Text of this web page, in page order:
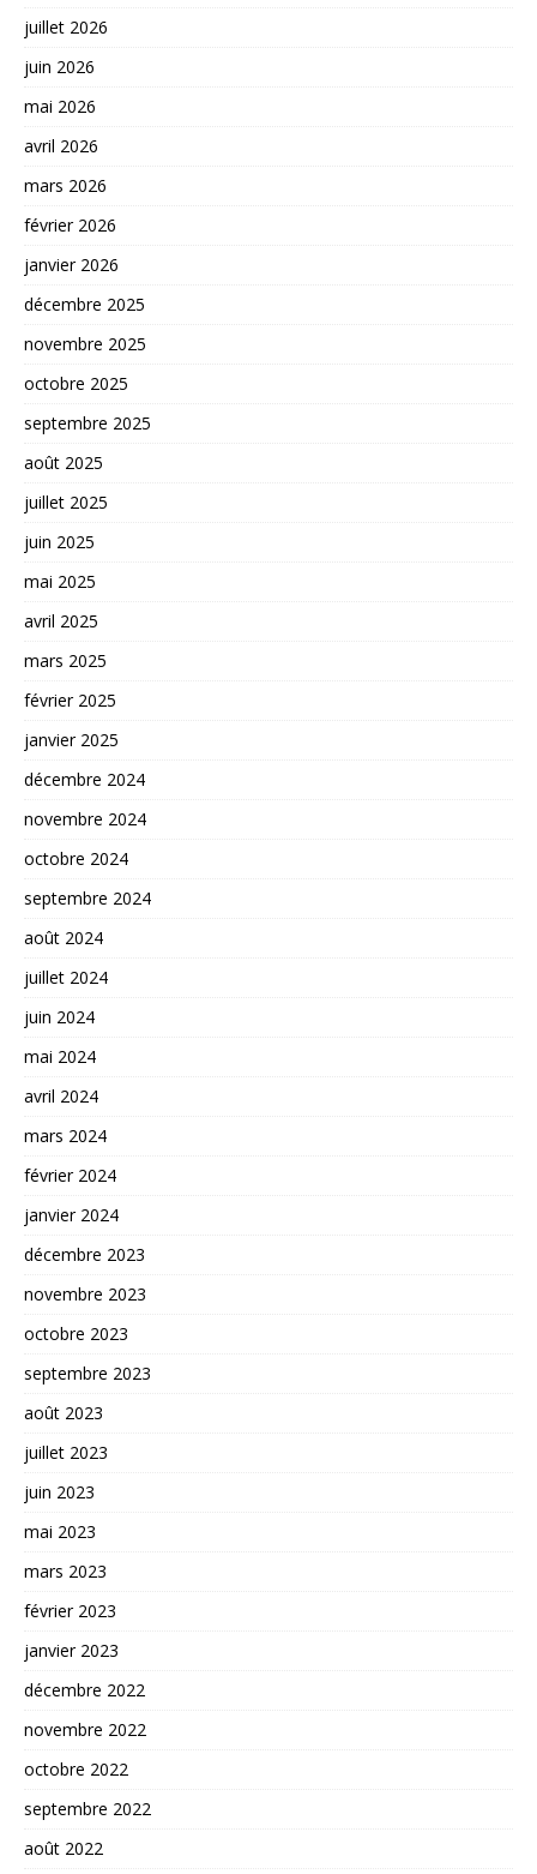
juillet 2026
juin 2026
mai 2026
avril 2026
mars 2026
février 2026
janvier 2026
décembre 2025
novembre 2025
octobre 2025
septembre 2025
août 2025
juillet 2025
juin 2025
mai 2025
avril 2025
mars 2025
février 2025
janvier 2025
décembre 2024
novembre 2024
octobre 2024
septembre 2024
août 2024
juillet 2024
juin 2024
mai 2024
avril 2024
mars 2024
février 2024
janvier 2024
décembre 2023
novembre 2023
octobre 2023
septembre 2023
août 2023
juillet 2023
juin 2023
mai 2023
mars 2023
février 2023
janvier 2023
décembre 2022
novembre 2022
octobre 2022
septembre 2022
août 2022